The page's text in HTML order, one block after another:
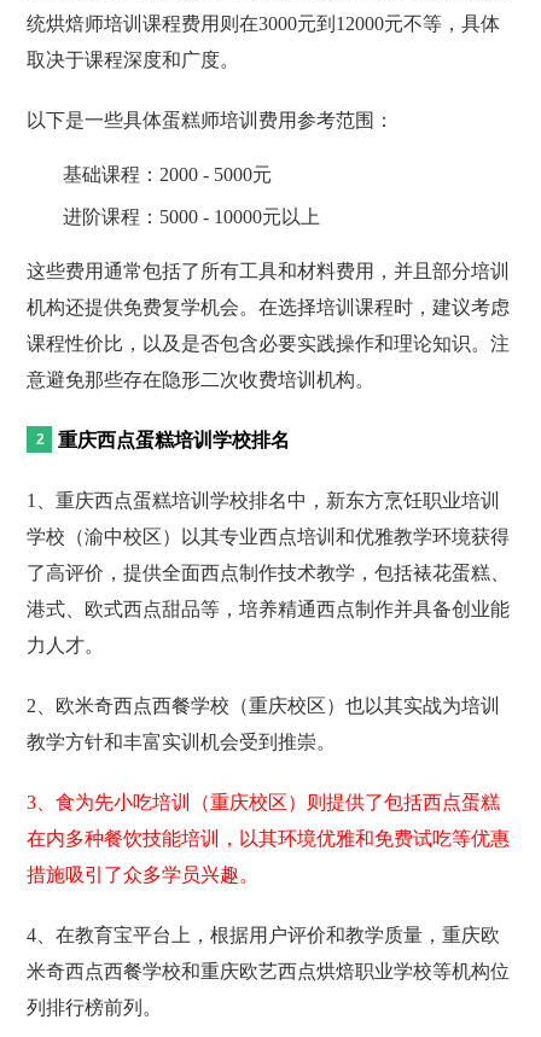
统烘焙师培训课程费用则在3000元到12000元不等，具体
取决于课程深度和广度。
以下是一些具体蛋糕师培训费用参考范围：
基础课程：2000 - 5000元
进阶课程：5000 - 10000元以上
这些费用通常包括了所有工具和材料费用，并且部分培训
机构还提供免费复学机会。在选择培训课程时，建议考虑
课程性价比，以及是否包含必要实践操作和理论知识。注
意避免那些存在隐形二次收费培训机构。
重庆西点蛋糕培训学校排名
1、重庆西点蛋糕培训学校排名中，新东方烹饪职业培训
学校（渝中校区）以其专业西点培训和优雅教学环境获得
了高评价，提供全面西点制作技术教学，包括裱花蛋糕、
港式、欧式西点甜品等，培养精通西点制作并具备创业能
力人才。
2、欧米奇西点西餐学校（重庆校区）也以其实战为培训
教学方针和丰富实训机会受到推崇。
3、食为先小吃培训（重庆校区）则提供了包括西点蛋糕
在内多种餐饮技能培训，以其环境优雅和免费试吃等优惠
措施吸引了众多学员兴趣。
4、在教育宝平台上，根据用户评价和教学质量，重庆欧
米奇西点西餐学校和重庆欧艺西点烘焙职业学校等机构位
列排行榜前列。